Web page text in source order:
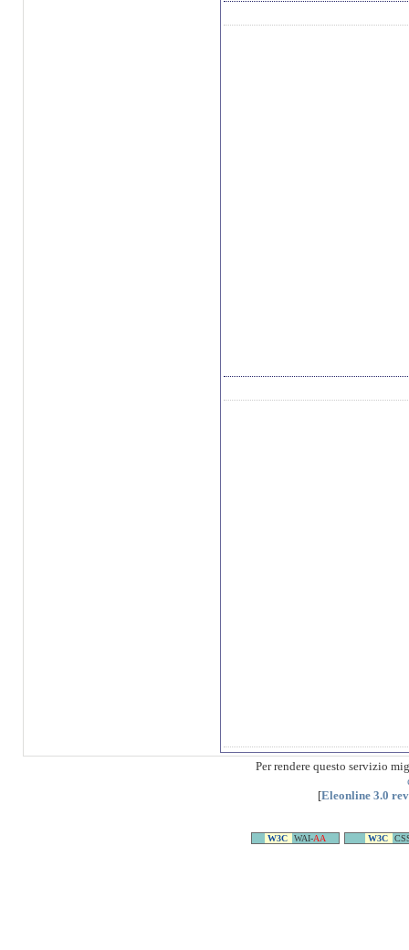
Per rendere questo servizio
[Eleonline 3.0
W3C WAI-AA W3C